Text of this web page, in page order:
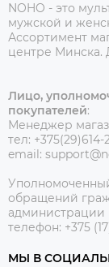
NOHO - это
мужской и
Ассортимент
центре Минска.
Лицо,
покупателей:
Менеджер
тел: +375(29)614-
email:
обращений
администрации
телефон: +375
МЫ В